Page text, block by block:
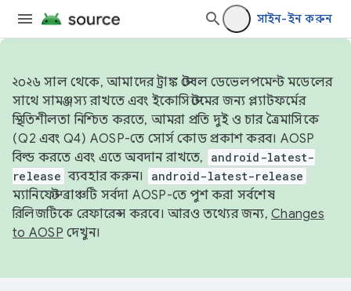
সাইন-ইন করুন
২০২৬ সাল থেকে, আমাদের ট্রাঙ্ক স্টেবল ডেভেলপমেন্ট মডেলের
সাথে সামঞ্জস্য রাখতে এবং ইকোসিস্টেমের জন্য প্ল্যাটফর্মের
স্থিতিশীলতা নিশ্চিত করতে, আমরা প্রতি দুই ও চার ত্রৈমাসিকে
(Q2 এবং Q4) AOSP-তে সোর্স কোড প্রকাশ করব। AOSP
বিল্ড করতে এবং এতে অবদান রাখতে,
android-latest-
release ব্যবহার করুন। android-latest-release
ম্যানিফেস্ট ব্রাঞ্চটি সর্বদা AOSP-তে পুশ করা সর্বশেষ
রিলিজটিকে রেফারেন্স করবে। আরও তথ্যের জন্য, Changes
to AOSP দেখুন।